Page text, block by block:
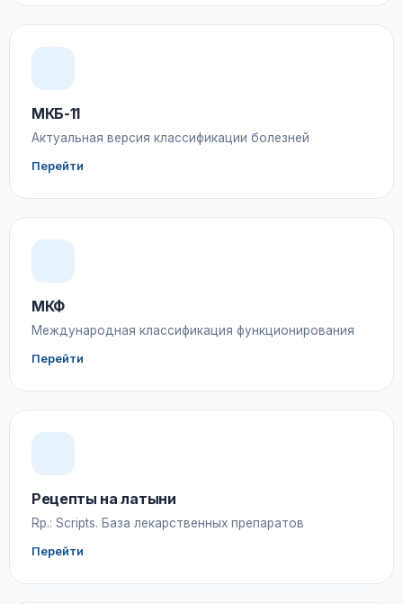
МКБ-11
Актуальная версия классификации болезней
Перейти
МКФ
Международная классификация функционирования
Перейти
Рецепты на латыни
Rp.: Scripts. База лекарственных препаратов
Перейти